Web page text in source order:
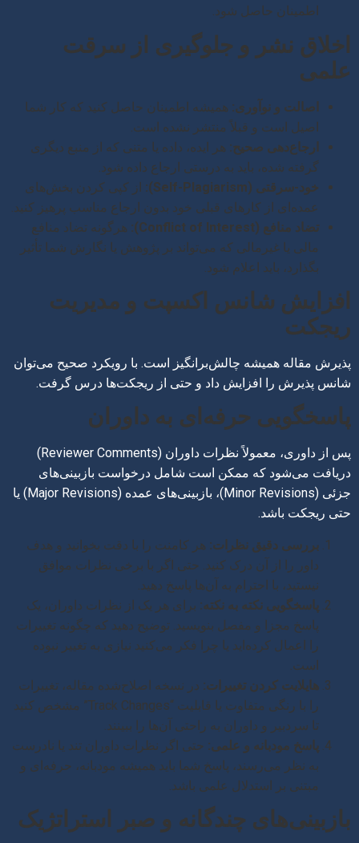
اطمینان حاصل شود.
اخلاق نشر و جلوگیری از سرقت
علمی
اصالت و نوآوری: همیشه اطمینان حاصل کنید که کار شما
اصیل است و قبلاً منتشر نشده است.
ارجاع‌دهی صحیح: هر ایده، داده یا متنی که از منبع دیگری
گرفته شده، باید به درستی ارجاع داده شود.
خود-سرقتی (Self-Plagiarism):
از کپی کردن بخش‌های
عمده‌ای از کارهای قبلی خود بدون ارجاع مناسب پرهیز کنید.
تضاد منافع (Conflict of Interest):
هرگونه تضاد منافع
مالی یا غیرمالی که می‌تواند بر پژوهش یا نگارش شما تأثیر
بگذارد، باید اعلام شود.
افزایش شانس اکسپت و مدیریت
ریجکت
پذیرش مقاله همیشه چالش‌برانگیز است. با رویکرد صحیح می‌توان
شانس پذیرش را افزایش داد و حتی از ریجکت‌ها درس گرفت.
پاسخگویی حرفه‌ای به داوران
پس از داوری، معمولاً نظرات داوران (Reviewer Comments)
دریافت می‌شود که ممکن است شامل درخواست بازبینی‌های
جزئی (Minor Revisions)، بازبینی‌های عمده (Major Revisions) یا
حتی ریجکت باشد.
بررسی دقیق نظرات: هر کامنت را با دقت بخوانید و هدف
داور را از آن درک کنید. حتی اگر با برخی نظرات موافق
نیستید، با احترام به آن‌ها پاسخ دهید.
پاسخگویی نکته به نکته: برای هر یک از نظرات داوران، یک
پاسخ مجزا و مفصل بنویسید. توضیح دهید که چگونه تغییرات
را اعمال کرده‌اید یا چرا فکر می‌کنید نیازی به تغییر نبوده
است.
هایلایت کردن تغییرات: در نسخه اصلاح‌شده مقاله، تغییرات
را با رنگی متفاوت یا قابلیت “Track Changes” مشخص کنید
تا سردبیر و داوران به راحتی آن‌ها را ببینند.
پاسخ مودبانه و علمی: حتی اگر نظرات داوران تند یا نادرست
به نظر می‌رسند، پاسخ شما باید همیشه مودبانه، حرفه‌ای و
مبتنی بر استدلال علمی باشد.
بازبینی‌های چندگانه و صبر استراتژیک